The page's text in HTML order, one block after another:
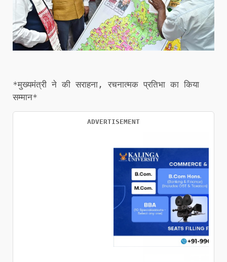
*मुख्यमंत्री ने की सराहना, रचनात्मक प्रतिभा का किया
सम्मान*
ADVERTISEMENT